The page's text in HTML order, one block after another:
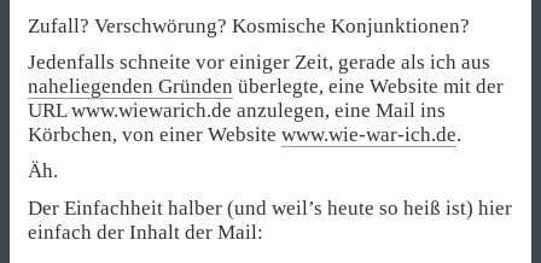
Zufall? Verschwörung? Kosmische Konjunktionen?
Jedenfalls schneite vor einiger Zeit, gerade als ich aus
naheliegenden Gründen überlegte, eine Website mit der
URL www.wiewarich.de anzulegen, eine Mail ins
Körbchen, von einer Website www.wie-war-ich.de.
Äh.
Der Einfachheit halber (und weil’s heute so heiß ist) hier
einfach der Inhalt der Mail: